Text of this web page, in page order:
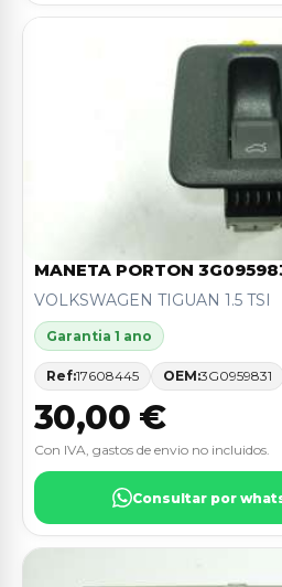
MANETA PORTON
VOLKSWAGEN TIGUAN 1.5 TSI
Garantia 1 ano
Ref:17608445 OEM:3G0959831
30,00 €
Con IVA, gastos de envio no incluidos.
Consultar por